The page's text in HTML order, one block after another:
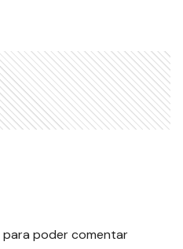
para poder comentar